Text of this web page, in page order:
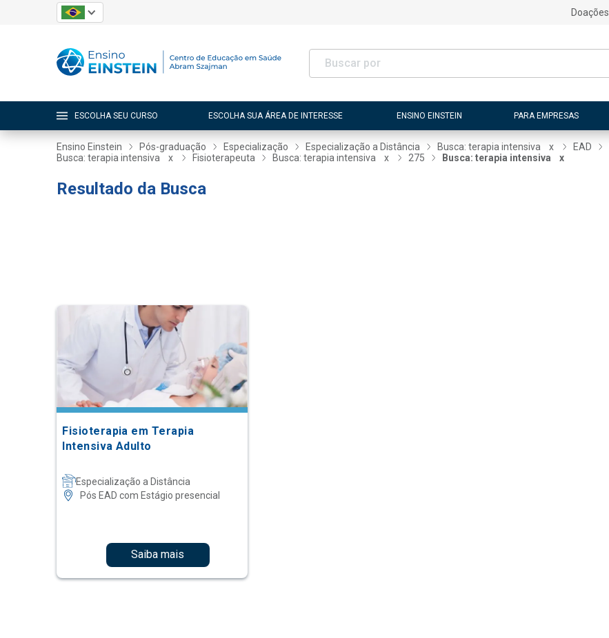
Doações
ESCOLHA SEU CURSO ESCOLHA SUA ÁREA DE INTERESSE ENSINO EINSTEIN PARA EMPRESAS
Ensino Einstein Pós-graduação Especialização Especialização a Distância Busca: terapia intensiva x EAD
Busca: terapia intensiva
x Fisioterapeuta Busca: terapia intensiva x 275 Busca: terapia intensiva x
Resultado da Busca
Fisioterapia em Terapia
Intensiva Adulto
Especialização a Distância
Pós EAD com Estágio presencial
Saiba mais